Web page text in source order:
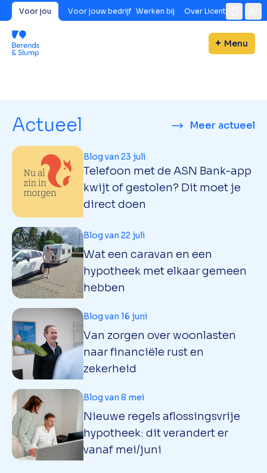
Voor jou Voor jouw bedrijf Werken bij Over Licent
Menu
Actueel Meer actueel
Telefoon met de ASN Bank-app
kwijt of gestolen? Dit moet je
direct doen
Blog van 23 juli
Wat een caravan en een
hypotheek met elkaar gemeen
hebben
Blog van 22 juli
Van zorgen over woonlasten
naar financiële rust en
zekerheid
Blog van 16 juni
Nieuwe regels aflossingsvrije
hypotheek: dit verandert er
vanaf mei/juni
Blog van 8 mei